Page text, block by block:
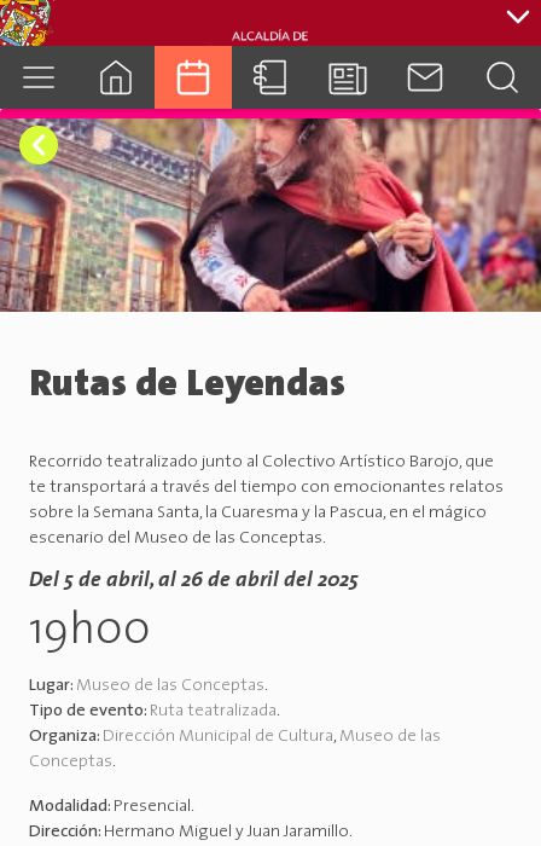
cuenca.gob.ec
Rutas de Leyendas
Recorrido teatralizado junto al Colectivo Artístico Barojo, que
te transportará a través del tiempo con emocionantes relatos
sobre la Semana Santa, la Cuaresma y la Pascua, en el mágico
escenario del Museo de las Conceptas.
Del 5 de abril, al 26 de abril del 2025
19h00
Lugar: Museo de las Conceptas.
Tipo de evento: Ruta teatralizada.
Organiza: Dirección Municipal de Cultura, Museo de las
Conceptas.
Modalidad: Presencial.
Dirección: Hermano Miguel y Juan Jaramillo.